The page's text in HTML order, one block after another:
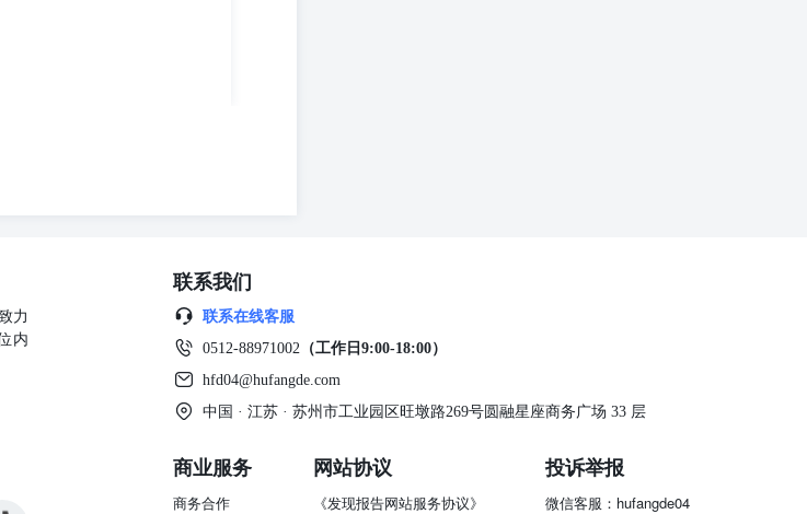
力
内
联系我们
联系在线客服
0512-88971002 （工作日9:00-18:00）
hfd04@hufangde.com
中国 · 江苏 · 苏州市工业园区旺墩路269号圆融星座商务广场 33 层
商业服务
商务合作
网站协议
《发现报告网站服务协议》
投诉举报
微信客服：hufangde04